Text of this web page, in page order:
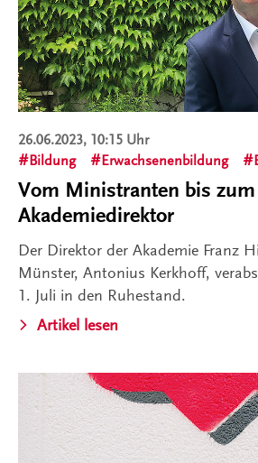
26.06.2023, 10:15 Uhr
Bildung
Erwachsenenbildung
Vom Ministranten bis zum
Akademiedirektor
Der Direktor der Akademie Franz
Münster, Antonius Kerkhoff,
1. Juli in den Ruhestand.
Artikel lesen